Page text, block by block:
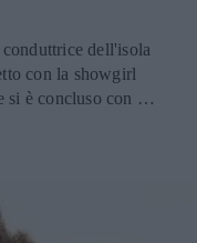
dell'isola
con la showgirl
si è concluso con un